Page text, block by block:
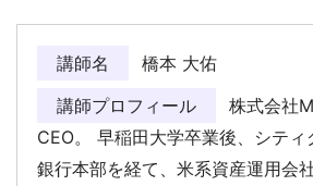
講師名
橋本 大佑
講師プロフィール
株式会社
CEO。 早稲田大学卒業後、シティ
銀行本部を経て、米系資産運用会